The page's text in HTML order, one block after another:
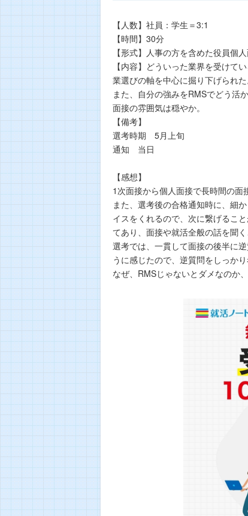
【人数】社員：学生＝3:1
【時間】30分
【形式】人事の方を含めた役員個
【内容】どういった業界を受けて
業選びの軸を中心に掘り下げられた
また、自分の強みをRMSでどう活
面接の雰囲気は穏やか。
【備考】
選考時期 5月上旬
通知 当日
【感想】
1次面接から個人面接で長時間の面
また、選考後の合格通知時に、細
イスをくれるので、次に繋げるこ
てあり、面接や就活全般の話を聞く
選考では、一貫して面接の後半に
うに感じたので、逆質問をしっか
なぜ、RMSじゃないとダメなのか